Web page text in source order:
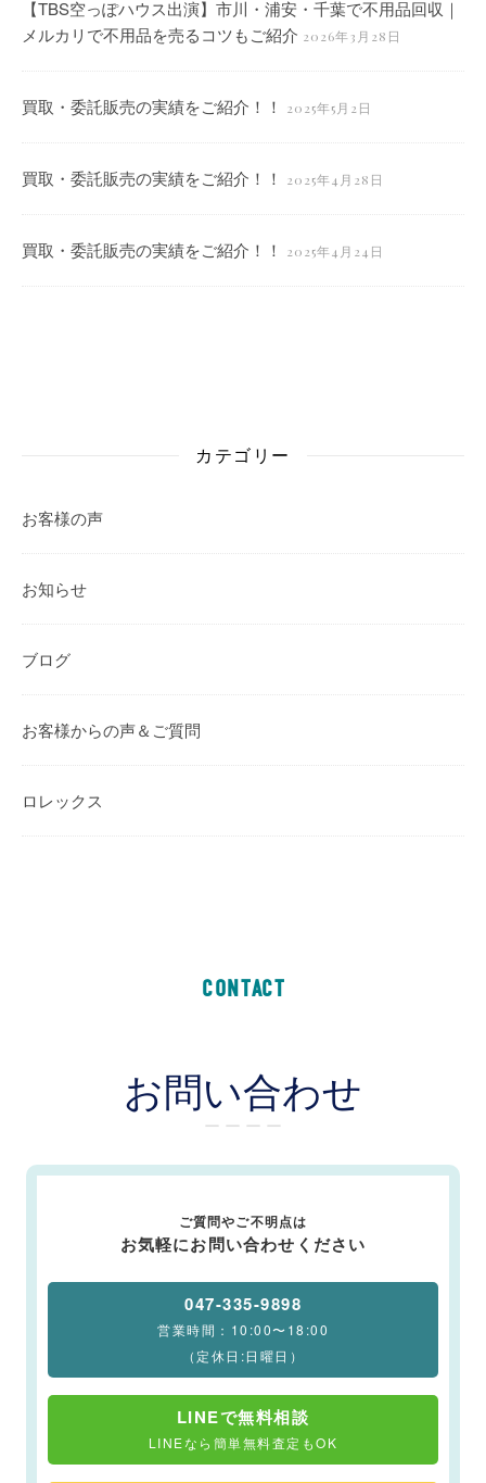
【TBS空っぽハウス出演】市川・浦安・千葉で不用品回収｜
メルカリで不用品を売るコツもご紹介 2026年3月28日
買取・委託販売の実績をご紹介！！ 2025年5月2日
買取・委託販売の実績をご紹介！！ 2025年4月28日
買取・委託販売の実績をご紹介！！ 2025年4月24日
カテゴリー
お客様の声
お知らせ
ブログ
お客様からの声＆ご質問
ロレックス
CONTACT
お問い合わせ
ー ー ー ー
ご質問やご不明点は
お気軽にお問い合わせください
047-335-9898
営業時間：10:00〜18:00
（定休日:日曜日）
LINEで無料相談
LINEなら簡単無料査定もOK